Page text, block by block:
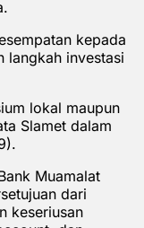
kepada
langkah investasi
lokal maupun
Slamet dalam
Muamalat
dari
keseriusan